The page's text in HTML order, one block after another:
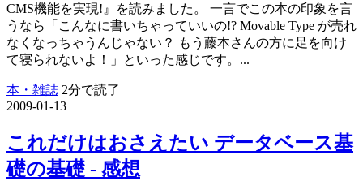
CMS機能を実現!』を読みました。 一言でこの本の印象を言
うなら「こんなに書いちゃっていいの!? Movable Type が売れ
なくなっちゃうんじゃない？ もう藤本さんの方に足を向け
て寝られないよ！」といった感じです。...
本・雑誌 2分で読了
2009-01-13
これだけはおさえたい データベース基
礎の基礎 - 感想